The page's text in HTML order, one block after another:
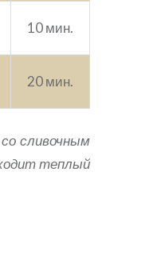
10 мин.
20 мин.
сливочным
теплый